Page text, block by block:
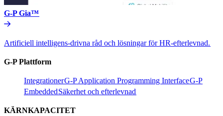
G-P Gia™​​
Artificiell intelligens-drivna råd och lösningar för HR-efterlevnad.​​
G-P Plattform​​
Integrationer​​G-P Application Programming Interface​​G-P
Embedded​​Säkerhet och efterlevnad​​
KÄRNKAPACITET​​